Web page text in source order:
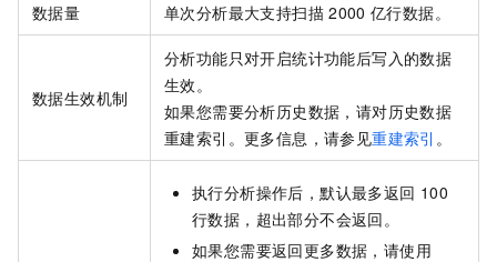
数据量 单次分析最大支持扫描 2000 亿行数据。
数据生效机制
分析功能只对开启统计功能后写入的数据
生效。
如果您需要分析历史数据，请对历史数据
重建索引。更多信息，请参见重建索引 。
执行分析操作后，默认最多返回 100
行数据，超出部分不会返回。
如果您需要返回更多数据，请使用